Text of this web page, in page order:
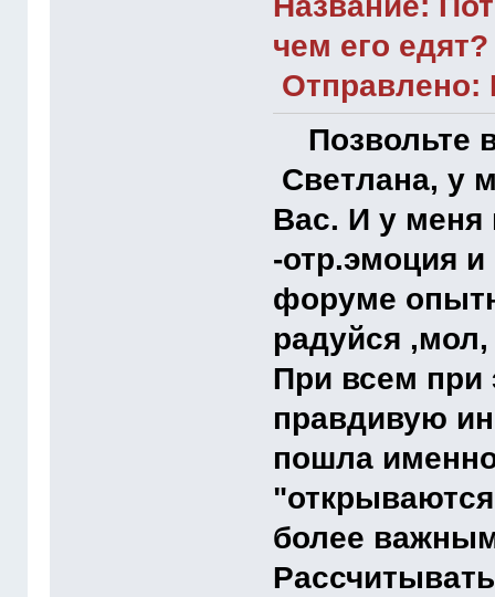
чем его едят?
Отправлено:
Позвольте
Светлана, у
Вас. И у меня
-отр.эмоция
форуме
радуйся
При всем при
правдивую
пошла
более